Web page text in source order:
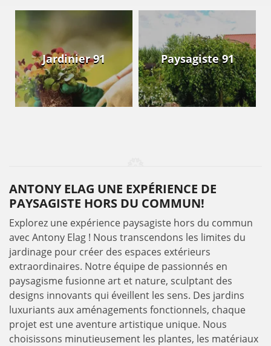
Jardinier 91 Paysagiste 91
ANTONY ELAG UNE EXPÉRIENCE DE
PAYSAGISTE HORS DU COMMUN!
Explorez une expérience paysagiste hors du commun
avec Antony Elag ! Nous transcendons les limites du
jardinage pour créer des espaces extérieurs
extraordinaires. Notre équipe de passionnés en
paysagisme fusionne art et nature, sculptant des
designs innovants qui éveillent les sens. Des jardins
luxuriants aux aménagements fonctionnels, chaque
projet est une aventure artistique unique. Nous
choisissons minutieusement les plantes, les matériaux